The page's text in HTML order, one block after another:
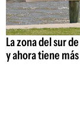
La zona del sur
y ahora tiene